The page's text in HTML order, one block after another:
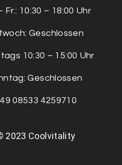
Fr.: 10:30 – 18:00 Uhr
Geschlossen
10:30 – 15:00 Uhr
Geschlossen
08533 4259710
2023 Coolvitality